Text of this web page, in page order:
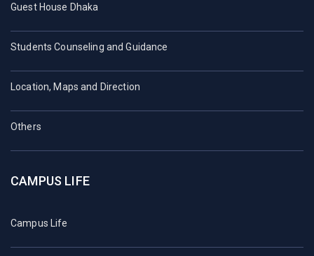
Guest House Dhaka
Students Counseling and Guidance
Location, Maps and Direction
Others
CAMPUS LIFE
Campus Life